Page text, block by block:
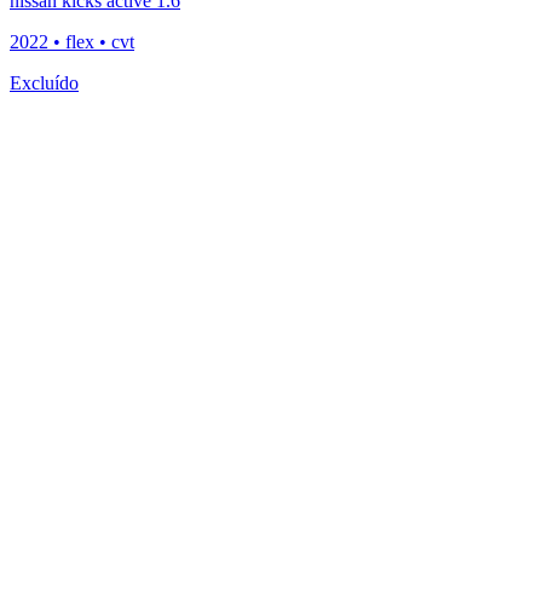
2022 • flex • cvt
Excluído